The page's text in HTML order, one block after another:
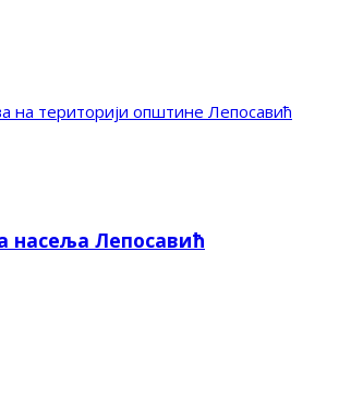
на територији општине Лепосавић
насеља Лепосавић